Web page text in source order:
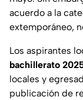
acuerdo a la
extemporáneo,
Los aspirantes
bachillerato
locales y
publicación de